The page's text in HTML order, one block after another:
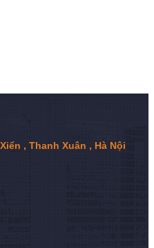
, Thanh Xuân , Hà Nội